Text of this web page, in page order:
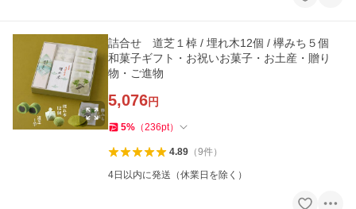
詰合せ 道芝１棹 / 埋れ木12個 / 欅みち５個
和菓子ギフト・お祝いお菓子・お土産・贈り
物・ご進物
5,076円
5% （236pt）
4.89（9件）
4日以内に発送（休業日を除く）